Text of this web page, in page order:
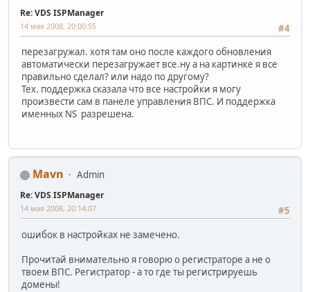
Re: VDS ISPManager
#4
14 мая 2008, 20:00:55
перезагружал. хотя там оно после каждого обновления
автоматически перезагружает все.ну а на картинке я все
правильно сделал? или надо по другому?
Тех. поддержка сказала что все настройки я могу
произвести сам в панеле управления ВПС. И поддержка
именных NS разрешена.
Mavn Admin
Re: VDS ISPManager
#5
14 мая 2008, 20:14:07
ошибок в настройках не замечено.
Прочитай внимательно я говорю о регистраторе а не о
твоем ВПС. Регистратор - а то где ты регистрируешь
домены!